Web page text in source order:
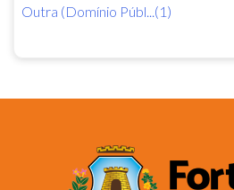
Outra (Domínio Públ...(1)